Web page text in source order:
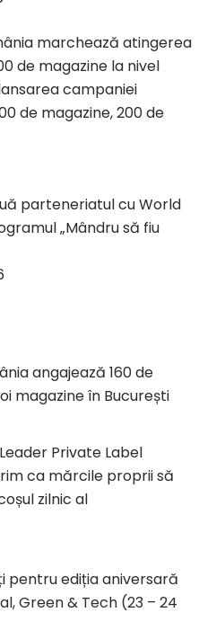
marchează atingerea
de magazine la nivel
campaniei
de magazine, 200 de
parteneriatul cu World
„Mândru să fiu
angajează 160 de
magazine în București
Private Label
ca mărcile proprii să
zilnic al
pentru ediția aniversară
Green & Tech (23 – 24